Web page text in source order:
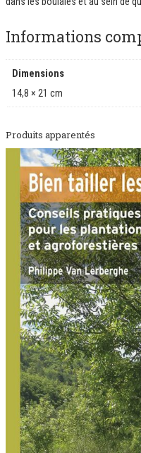
o
c
l
e
Informations
Dimensions
14,8 × 21 cm
Produits apparentés